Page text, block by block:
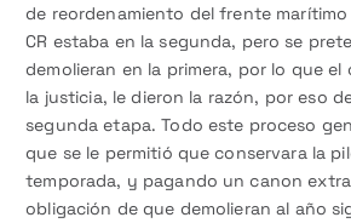
de reordenamiento del frente
CR estaba en la segunda, pero se
demolieran en la primera, por lo que
la justicia, le dieron la razón, por eso
segunda etapa. Todo este proceso
que se le permitió que conservara la
temporada, y pagando un canon
obligación de que demolieran al año